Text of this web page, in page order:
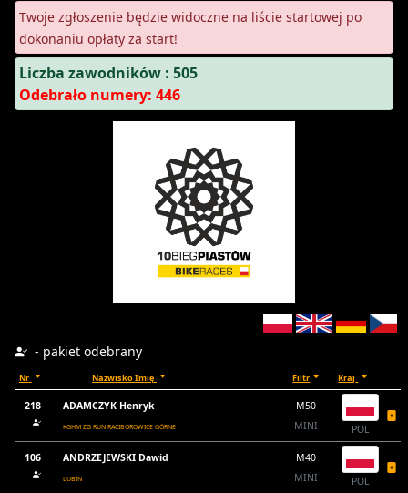
Twoje zgłoszenie będzie widoczne na liście startowej po
dokonaniu opłaty za start!
Liczba zawodników : 505
Odebrało numery: 446
- pakiet odebrany
Nr Nazwisko Imię Filtr Kraj
218 ADAMCZYK Henryk
KGHM ZG RUN RACIBOROWICE GÓRNE
M50
MINI
POL
106 ANDRZEJEWSKI Dawid
LUBIN
M40
MINI
POL